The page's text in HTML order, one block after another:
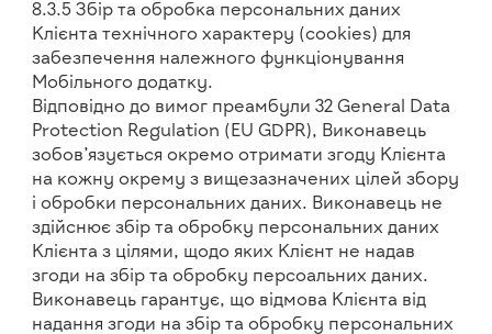
8.3.5 Збір та обробка персональних даних
Клієнта технічного характеру (cookies) для
забезпечення належного функціонування
Мобільного додатку.
Відповідно до вимог преамбули 32 General Data
Protection Regulation (EU GDPR), Виконавець
зобов’язується окремо отримати згоду Клієнта
на кожну окрему з вищезазначених цілей збору
і обробки персональних даних. Виконавець не
здійснює збір та обробку персональних даних
Клієнта з цілями, щодо яких Клієнт не надав
згоди на збір та обробку персоальних даних.
Виконавець гарантує, що відмова Клієнта від
надання згоди на збір та обробку персональних